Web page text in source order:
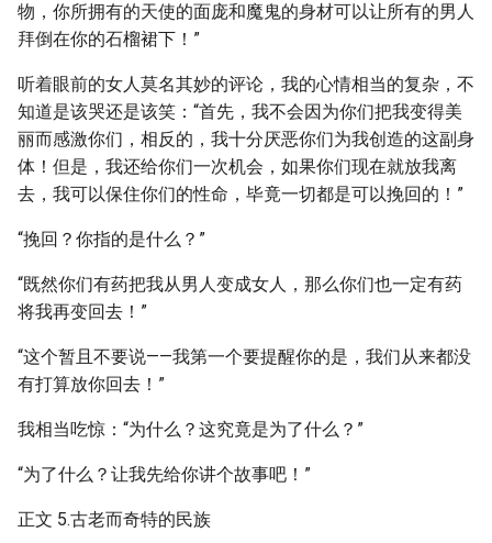
物，你所拥有的天使的面庞和魔鬼的身材可以让所有的男人
拜倒在你的石榴裙下！”
听着眼前的女人莫名其妙的评论，我的心情相当的复杂，不
知道是该哭还是该笑：“首先，我不会因为你们把我变得美
丽而感激你们，相反的，我十分厌恶你们为我创造的这副身
体！但是，我还给你们一次机会，如果你们现在就放我离
去，我可以保住你们的性命，毕竟一切都是可以挽回的！”
“挽回？你指的是什么？”
“既然你们有药把我从男人变成女人，那么你们也一定有药
将我再变回去！”
“这个暂且不要说——我第一个要提醒你的是，我们从来都没
有打算放你回去！”
我相当吃惊：“为什么？这究竟是为了什么？”
“为了什么？让我先给你讲个故事吧！”
正文 5.古老而奇特的民族